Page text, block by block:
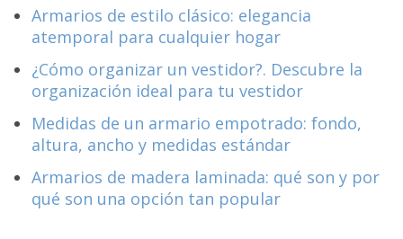
Armarios de estilo clásico: elegancia
atemporal para cualquier hogar
¿Cómo organizar un vestidor?. Descubre la
organización ideal para tu vestidor
Medidas de un armario empotrado: fondo,
altura, ancho y medidas estándar
Armarios de madera laminada: qué son y por
qué son una opción tan popular